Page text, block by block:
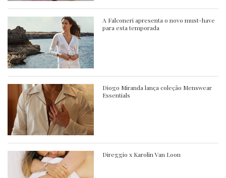
A Falconeri apresenta o novo must-have
para esta temporada
Diogo Miranda lança coleção Menswear
Essentials
Direggio x Karolin Van Loon